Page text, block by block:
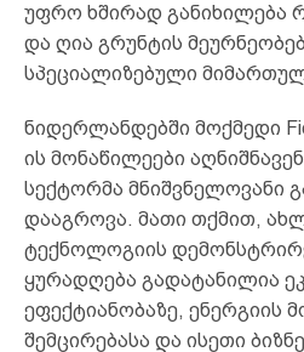
უფრო ხშირად განიხილება
და ღია გრუნტის
სპეციალიზებული
ნიდერლანდებში მოქმედი
ის მონაწილეები
სექტორმა მნიშვნელოვანი
დააგროვა. მათი თქმით,
ტექნოლოგიის
ყურადღება გადატანილია
ეფექტიანობაზე, ენერგიის
შემცირებასა და ისეთი